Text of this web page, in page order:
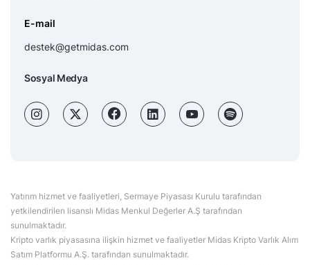
E-mail
destek@getmidas.com
Sosyal Medya
Yatırım hizmet ve faaliyetleri, Sermaye Piyasası Kurulu tarafından
yetkilendirilen lisanslı Midas Menkul Değerler A.Ş tarafından
sunulmaktadır.
Kripto varlık piyasasına ilişkin hizmet ve faaliyetler Midas Kripto Varlık Alım
Satım Platformu A.Ş. tarafından sunulmaktadır.